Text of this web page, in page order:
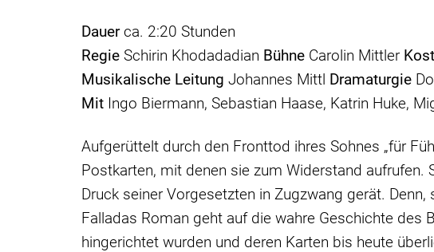
Dauerca. 2:20 Stunden
Regie Schirin Khodadadian Bühne Carolin Mittler
Musikalische Leitung Johannes Mittl Dramaturgie
Mit Ingo Biermann, Sebastian Haase, Katrin Huke,
Aufgerüttelt durch den Fronttod ihres Sohnes „für
Postkarten, mit denen sie zum Widerstand
Druck seiner Vorgesetzten in Zugzwang gerät.
Falladas Roman geht auf die wahre Geschichte des
hingerichtet wurden und deren Karten bis heute